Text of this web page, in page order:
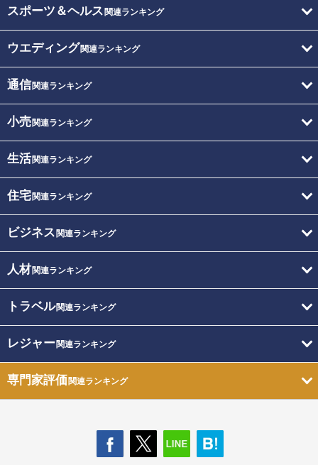
スポーツ＆ヘルス 関連ランキング
ウエディング関連ランキング
通信関連ランキング
小売関連ランキング
生活関連ランキング
住宅関連ランキング
ビジネス 関連ランキング
人材関連ランキング
トラベル関連ランキング
レジャー関連ランキング
専門家評価関連ランキング